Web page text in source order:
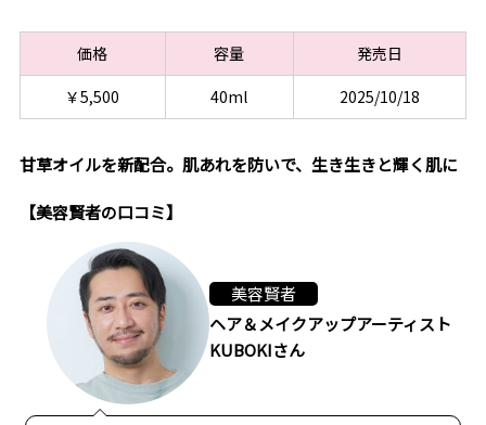
価格 容量
発売日
￥5,500
40ml 2025/10/18
甘草オイルを新配合。肌あれを防いで、生き生きと輝く肌に
【美容賢者の口コミ】
美容賢者
ヘア＆メイクアップアーティスト
KUBOKIさん